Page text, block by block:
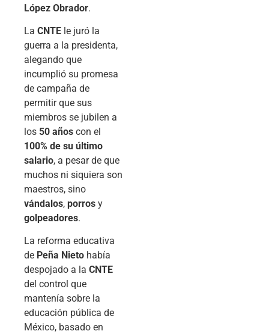
López Obrador.
La CNTE le juró la
guerra a la presidenta,
alegando que
incumplió su promesa
de campaña de
permitir que sus
miembros se jubilen a
los 50 años con el
100% de su último
salario, a pesar de que
muchos ni siquiera son
maestros, sino
vándalos, porros y
golpeadores.
La reforma educativa
de Peña Nieto había
despojado a la CNTE
del control que
mantenía sobre la
educación pública de
México, basado en